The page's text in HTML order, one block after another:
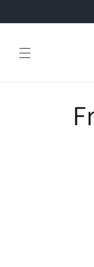
Inhalt
K